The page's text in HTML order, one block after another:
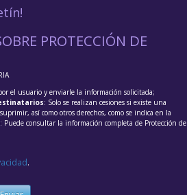
PROTECCIÓN DE
el usuario y enviarle la información solicitada;
: Solo se realizan cesiones si existe una
así como otros derechos, como se indica en la
: Puede consultar la información completa de Protección de
.